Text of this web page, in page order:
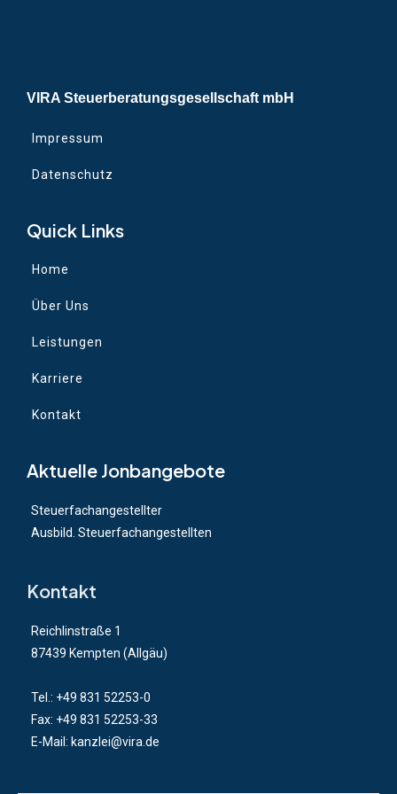
VIRA Steuerberatungsgesellschaft mbH
Impressum
Datenschutz
Quick Links
Home
Über Uns
Leistungen
Karriere
Kontakt
Aktuelle Jonbangebote
Steuerfachangestellter
Ausbild. Steuerfachangestellten
Kontakt
Reichlinstraße 1
87439 Kempten (Allgäu)
Tel.: +49 831 52253-0
Fax: +49 831 52253-33
E-Mail: kanzlei@vira.de